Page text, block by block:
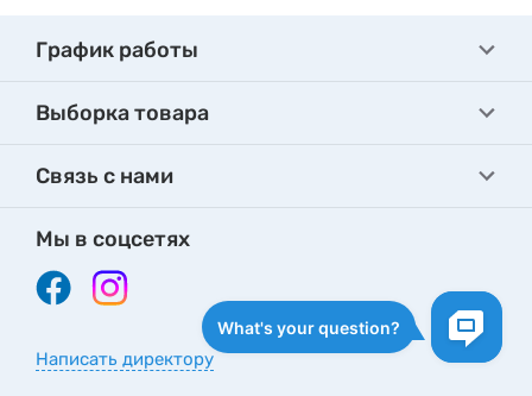
График работы
Выборка товара
Связь с нами
Мы в соцсетях
Написать директору